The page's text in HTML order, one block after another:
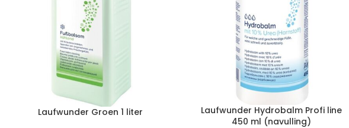
Laufwunder Groen 1 liter
Laufwunder Hydrobalm Profi line
450 ml (navulling)